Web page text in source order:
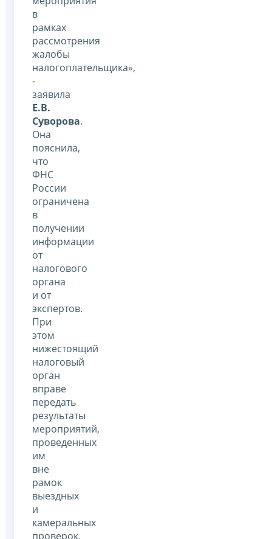
в
рамках
рассмотрения
жалобы
налогоплательщика»,
-
заявила
Е.В.
Суворова.
Она
пояснила,
что
ФНС
России
ограничена
в
получении
информации
от
налогового
органа
и от
экспертов.
При
этом
нижестоящий
налоговый
орган
вправе
передать
результаты
мероприятий,
проведенных
им
вне
рамок
выездных
и
камеральных
проверок,